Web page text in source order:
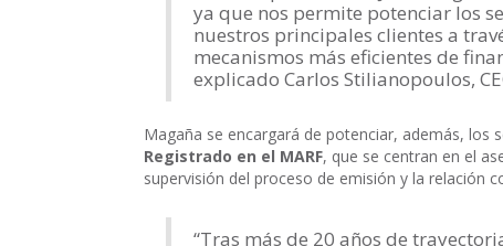
ya que nos permite potenciar los
nuestros principales clientes a
mecanismos más eficientes de
explicado Carlos Stilianopoulos,
Magaña se encargará de potenciar, además, los
Registrado en el MARF, que se centran en el
supervisión del proceso de emisión y la relación
“Tras más de 20 años de